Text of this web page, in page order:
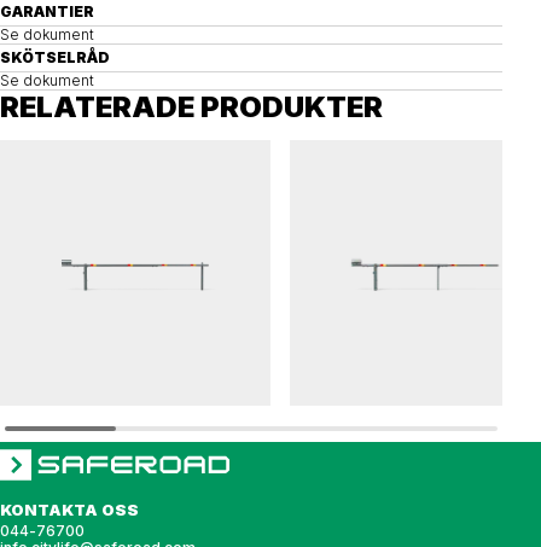
GARANTIER
Se dokument
SKÖTSELRÅD
Se dokument
RELATERADE PRODUKTER
KONTAKTA OSS
044-76700